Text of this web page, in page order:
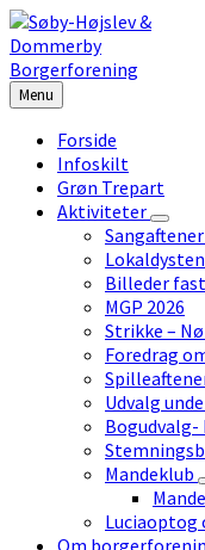
Skip
to
content
Skip
to
left
sidebar
Skip
to
footer
Menu
Forside
Infoskilt
Grøn Trepart
Aktiviteter
Billeder
MGP 2026
Strikke –
Foredrag
Udvalg
Bogudvalg-
Mandeklub
Luciaoptog
Om